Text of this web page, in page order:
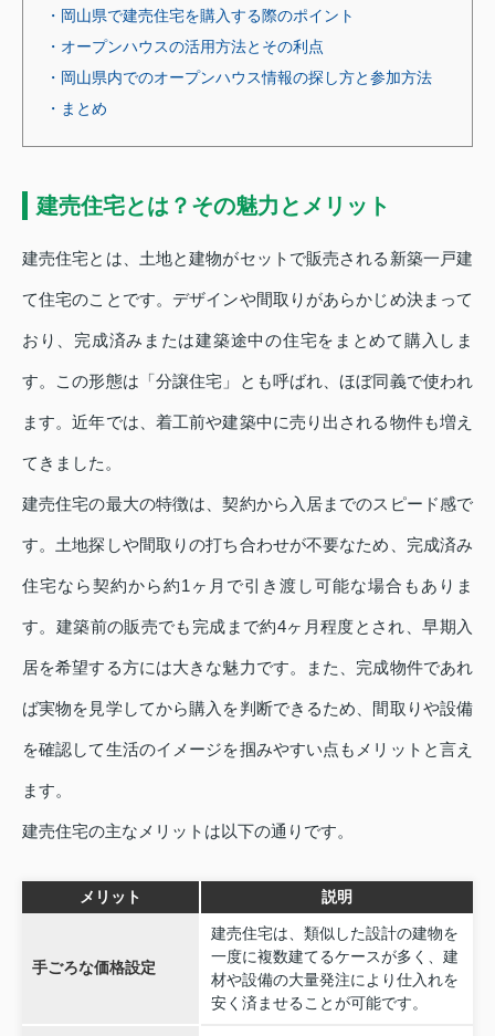
・岡山県で建売住宅を購入する際のポイント
・オープンハウスの活用方法とその利点
・岡山県内でのオープンハウス情報の探し方と参加方法
・まとめ
建売住宅とは？その魅力とメリット
建売住宅とは、土地と建物がセットで販売される新築一戸建
て住宅のことです。デザインや間取りがあらかじめ決まって
おり、完成済みまたは建築途中の住宅をまとめて購入しま
す。この形態は「分譲住宅」とも呼ばれ、ほぼ同義で使われ
ます。近年では、着工前や建築中に売り出される物件も増え
てきました。
建売住宅の最大の特徴は、契約から入居までのスピード感で
す。土地探しや間取りの打ち合わせが不要なため、完成済み
住宅なら契約から約1ヶ月で引き渡し可能な場合もありま
す。建築前の販売でも完成まで約4ヶ月程度とされ、早期入
居を希望する方には大きな魅力です。また、完成物件であれ
ば実物を見学してから購入を判断できるため、間取りや設備
を確認して生活のイメージを掴みやすい点もメリットと言え
ます。
建売住宅の主なメリットは以下の通りです。
メリット 説明
手ごろな価格設定
建売住宅は、類似した設計の建物を
一度に複数建てるケースが多く、建
材や設備の大量発注により仕入れを
安く済ませることが可能です。